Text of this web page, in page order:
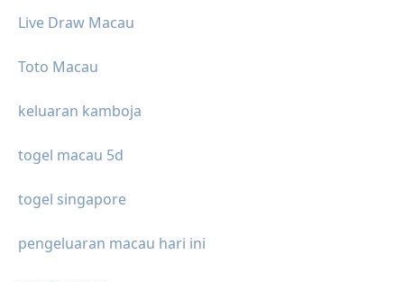
Live Draw Macau
Toto Macau
keluaran kamboja
togel macau 5d
togel singapore
pengeluaran macau hari ini